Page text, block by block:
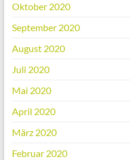
Oktober 2020
September 2020
August 2020
Juli 2020
Mai 2020
April 2020
März 2020
Februar 2020